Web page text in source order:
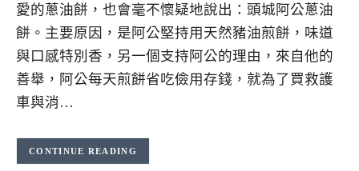
愛的蔥油餅，也會毫不懷疑地說出：頭城阿公蔥油
餅。主要原因，是阿公堅持用天然豬油煎餅，味道
與口感特別香，另一個支持阿公的理由，來自他的
善舉，阿公每天煎餅省吃儉用存錢，就為了買救護
車與消…
CONTINUE READING